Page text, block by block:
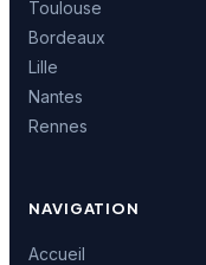
Toulouse
Bordeaux
Lille
Nantes
Rennes
NAVIGATION
Accueil